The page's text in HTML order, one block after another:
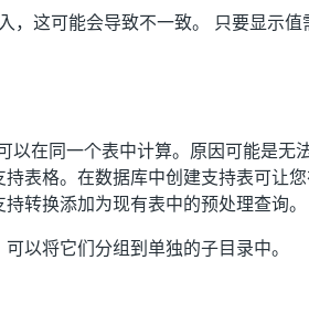
，这可能会导致不一致。 只要显示
以在同一个表中计算。原因可能是无
表格。在数据库中创建支持表可让
转换添加为现有表中的预处理查询。
以将它们分组到单独的子目录中。